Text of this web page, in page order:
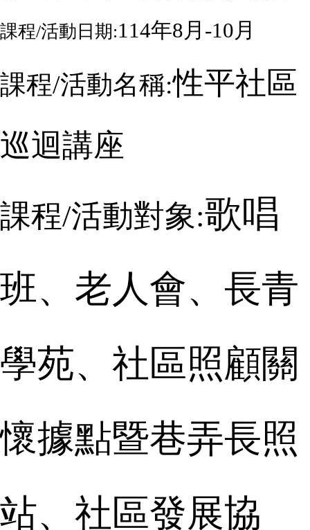
課程/活動日期:114年8月 -10月
課程/活動名稱:性平社區
巡迴講座
課程/活動對象:歌唱
班、老人會、長青
學苑、社區照顧關
懷據點暨巷弄長照
站、社區發展協